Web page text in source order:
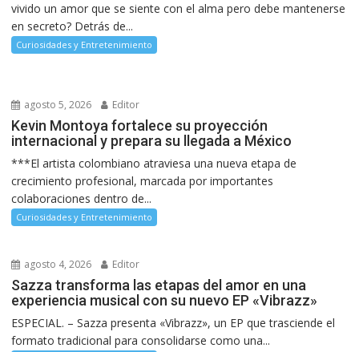
vivido un amor que se siente con el alma pero debe mantenerse
en secreto? Detrás de...
Curiosidades y Entretenimiento
agosto 5, 2026 Editor
Kevin Montoya fortalece su proyección
internacional y prepara su llegada a México
***El artista colombiano atraviesa una nueva etapa de
crecimiento profesional, marcada por importantes
colaboraciones dentro de...
Curiosidades y Entretenimiento
agosto 4, 2026 Editor
Sazza transforma las etapas del amor en una
experiencia musical con su nuevo EP «Vibrazz»
ESPECIAL. – Sazza presenta «Vibrazz», un EP que trasciende el
formato tradicional para consolidarse como una...